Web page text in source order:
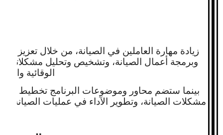
زيادة مهارة العاملين في الصيانة، من خلال تعزيز
وبرمجة أعمال الصيانة، وتشخيص وتحليل مشكلاتها،
الوقائية
بينما ستضم محاور وموضوعات البرنامج تخطيط
مشكلات الصيانة، وتطوير الآداء في عمليات الصيانة